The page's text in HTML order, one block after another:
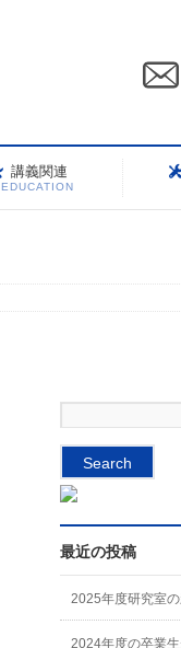
講義関連
EDUCATION
最近の投稿
2025年度研究室
2024年度の卒業